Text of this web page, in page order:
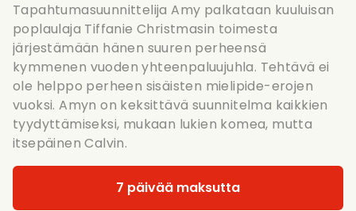
Tapahtumasuunnittelija Amy palkataan kuuluisan
poplaulaja Tiffanie Christmasin toimesta
järjestämään hänen suuren perheensä
kymmenen vuoden yhteenpaluujuhla. Tehtävä ei
ole helppo perheen sisäisten mielipide-erojen
vuoksi. Amyn on keksittävä suunnitelma kaikkien
tyydyttämiseksi, mukaan lukien komea, mutta
itsepäinen Calvin.
7 päivää maksutta